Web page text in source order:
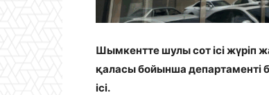
Шымкентте шулы сот ісі жүріп
қаласы бойынша департаменті
ісі.